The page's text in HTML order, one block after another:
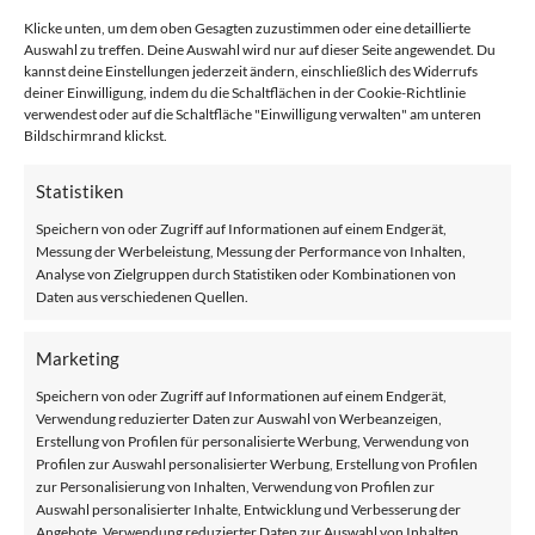
Klicke unten, um dem oben Gesagten zuzustimmen oder eine detaillierte
Auswahl zu treffen. Deine Auswahl wird nur auf dieser Seite angewendet. Du
kannst deine Einstellungen jederzeit ändern, einschließlich des Widerrufs
deiner Einwilligung, indem du die Schaltflächen in der Cookie-Richtlinie
verwendest oder auf die Schaltfläche "Einwilligung verwalten" am unteren
Bildschirmrand klickst.
Statistiken
Speichern von oder Zugriff auf Informationen auf einem Endgerät,
Messung der Werbeleistung, Messung der Performance von Inhalten,
Analyse von Zielgruppen durch Statistiken oder Kombinationen von
Daten aus verschiedenen Quellen.
Marketing
Speichern von oder Zugriff auf Informationen auf einem Endgerät,
Verwendung reduzierter Daten zur Auswahl von Werbeanzeigen,
Erstellung von Profilen für personalisierte Werbung, Verwendung von
Profilen zur Auswahl personalisierter Werbung, Erstellung von Profilen
zur Personalisierung von Inhalten, Verwendung von Profilen zur
Auswahl personalisierter Inhalte, Entwicklung und Verbesserung der
Treppenlift oder auch ein Rollstuhl den Alltag erleichtern
könnte. Mein Opa ist dieses Jahr leider verstorben und
seitdem geht es meiner Oma nicht ganz so gut. Vor allem mit
dem Gehen wird es ein bisschen holpriger. Und leider wohnt
sie im ersten Stock ohne Aufzug. Sie kommt jetzt gerade noch
einfacher mit einem Treppenlift. Ich glaube, mit dem Rollstuhl
hat sie noch ein bisschen Zeit, aber irgendwann wird das
wahrscheinlich auch der Fall sein. Wir haben es erst vor
Weihnachtsmarkt bemerkt, wie anstrengend es ist, immer auf
sie Acht zu geben. Ein Rollstuhl würde es uns sehr
erleichtern. Mein Opa war am Ende auf einen Rollstuhl
angewiesen – sonst hätten wir viele Dinge wie einen
Zoobesuch, auch hier in Gelsenkirchen, gar nicht mehr
gemeinsam machen können. Mobilitätshilfen bedeuten